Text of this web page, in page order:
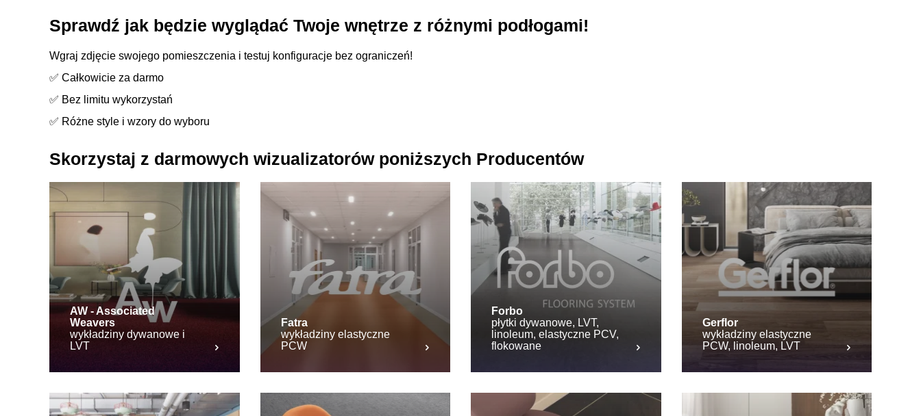
Sprawdź jak będzie wyglądać Twoje wnętrze z różnymi podłogami!
Wgraj zdjęcie swojego pomieszczenia i testuj konfiguracje bez ograniczeń!
✅ Całkowicie za darmo
✅ Bez limitu wykorzystań
✅ Różne style i wzory do wyboru
Skorzystaj z darmowych wizualizatorów poniższych Producentów
AW - Associated
Weavers
wykładziny dywanowe i
LVT
Fatra
wykładziny elastyczne
PCW
Forbo
płytki dywanowe, LVT,
linoleum, elastyczne PCV,
flokowane
Gerflor
wykładziny elastyczne
PCW, linoleum, LVT